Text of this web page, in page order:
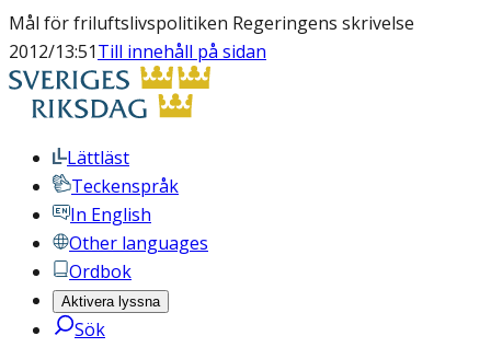
Mål för friluftslivspolitiken Regeringens skrivelse
2012/13:51Till innehåll på sidan
Lättläst
Teckenspråk
In English
Other languages
Ordbok
Aktivera lyssna
Sök